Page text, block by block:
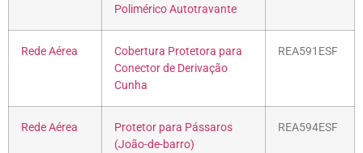
Polimérico Autotravante
Rede Aérea
Cobertura Protetora para
Conector de Derivação
Cunha
REA591ESF
Rede Aérea
Protetor para Pássaros
(João-de-barro)
REA594ESF